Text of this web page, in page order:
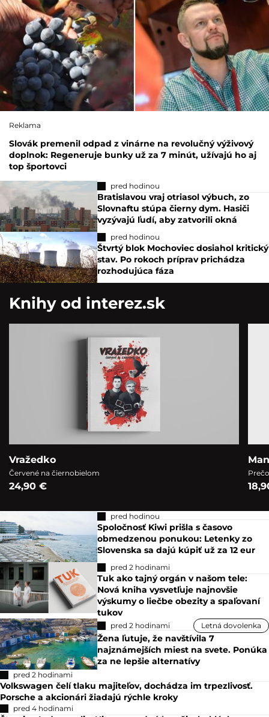
Reklama
Slovák premenil odpad z vinárne na revolučný výživový
doplnok: Regeneruje bunky už za 7 minút, užívajú ho aj
top športovci
pred hodinou
Bratislavou vraj otriasol výbuch, zo
Slovnaftu stúpa čierny dym. Hasiči
vyzývajú ľudí, aby zatvorili okná
pred hodinou
Štvrtý blok Mochoviec dosiahol kritický
stav. Po rokoch príprav prichádza
rozhodujúca fáza
Knihy od interez.sk
Vražedko
Červené na čiernobielom
24,90 €
pred hodinou
Spoločnosť Kiwi prišla s časovo
obmedzenou ponukou: Letenky zo
Slovenska sa dajú kúpiť už za 12 eur
pred 2 hodinami
Tuk ako tajný orgán v našom tele:
Nová kniha vysvetľuje najnovšie
výskumy o liečbe obezity a spaľovaní
tukov
pred 2 hodinami Letná dovolenka
Žena ľutuje, že navštívila 7
najznámejších miest na svete. Ponúka
za ne lepšie alternatívy
pred 2 hodinami
Volkswagen čelí tlaku majiteľov, dochádza im trpezlivosť.
Porsche a akcionári žiadajú rýchle kroky
pred 4 hodinami